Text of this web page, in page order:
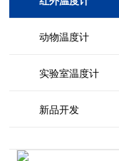
动物温度计
实验室温度计
新品开发